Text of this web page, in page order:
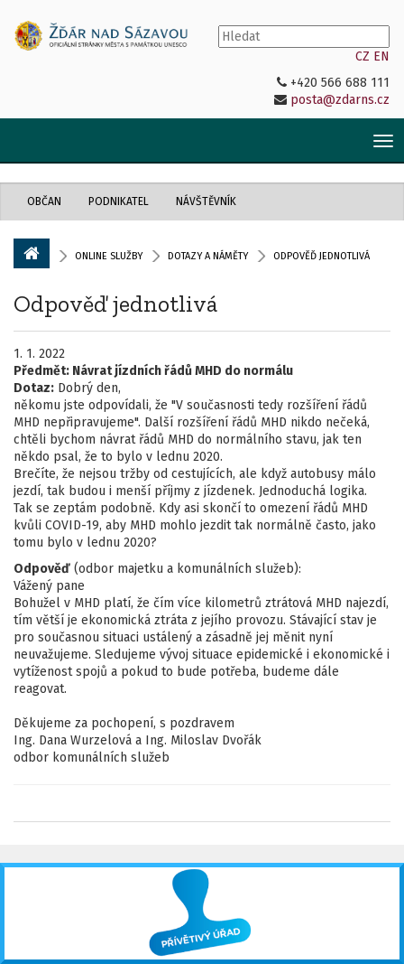
CZ EN
+420 566 688 111
posta@zdarns.cz
OBČAN PODNIKATEL NÁVŠTĚVNÍK
ONLINE SLUŽBY DOTAZY A NÁMĚTY ODPOVĚĎ JEDNOTLIVÁ
Odpověď jednotlivá
1. 1. 2022
Předmět: Návrat jízdních řádů MHD do normálu
Dotaz: Dobrý den,
někomu jste odpovídali, že "V současnosti tedy rozšíření řádů
MHD nepřipravujeme". Další rozšíření řádů MHD nikdo nečeká,
chtěli bychom návrat řádů MHD do normálního stavu, jak ten
někdo psal, že to bylo v lednu 2020.
Brečíte, že nejsou tržby od cestujících, ale když autobusy málo
jezdí, tak budou i menší příjmy z jízdenek. Jednoduchá logika.
Tak se zeptám podobně. Kdy asi skončí to omezení řádů MHD
kvůli COVID-19, aby MHD mohlo jezdit tak normálně často, jako
tomu bylo v lednu 2020?
Odpověď (odbor majetku a komunálních služeb):
Vážený pane
Bohužel v MHD platí, že čím více kilometrů ztrátová MHD najezdí,
tím větší je ekonomická ztráta z jejího provozu. Stávající stav je
pro současnou situaci ustálený a zásadně jej měnit nyní
neuvažujeme. Sledujeme vývoj situace epidemické i ekonomické i
vytíženost spojů a pokud to bude potřeba, budeme dále
reagovat.
Děkujeme za pochopení, s pozdravem
Ing. Dana Wurzelová a Ing. Miloslav Dvořák
odbor komunálních služeb